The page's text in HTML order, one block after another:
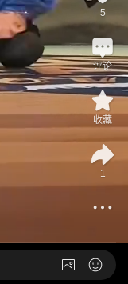
5
评论
收藏
1